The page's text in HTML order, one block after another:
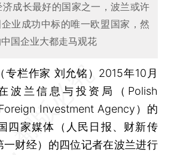
成长最好的国家之一，波兰或许
业成功中标的唯一欧盟国家，然
国企业大都走马观花
专栏作家 刘允铭） 2015年10月
波兰信息与投资局（Polish
Investment Agency）的
四家媒体（人民日报、财新传
一财经）的四位记者在波兰进行